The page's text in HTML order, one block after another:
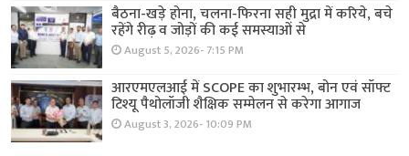
बैठना-खड़े होना, चलना-फिरना सही मुद्रा में करिये, बचे
रहेंगे रीढ़ व जोड़ों की कई समस्याओं से
August 5, 2026- 7:15 PM
आरएमएलआई में SCOPE का शुभारम्भ, बोन एवं सॉफ्ट
टिश्यू पैथोलॉजी शैक्षिक सम्मेलन से करेगा आगाज
August 3, 2026- 10:09 PM